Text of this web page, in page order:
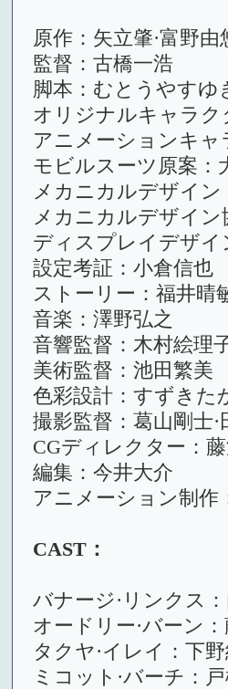
原作：矢立肇·富野由
監督：古橋一浩
脚本：むとうやすゆ
オリジナルキャラク
アニメーションキ
モビルスーツ原案：
メカニカルデザイン
メカニカルデザイン
ディスプレイデザイ
設定考証：小倉信也
ストーリー：福井
音楽：澤野弘之
音響監督：木村絵理
美術監督：池田繁美
色彩設計：すずきた
撮影監督：葛山剛士·
CGディレクター：
編集：今井大介
アニメーション制作
CAST：
バナージ·リンクス
オードリー·バーン
タクヤ·イレイ：下
ミコット·バーチ：